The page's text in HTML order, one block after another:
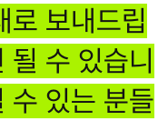
로 보내드립
수 있습니
수 있는 분들